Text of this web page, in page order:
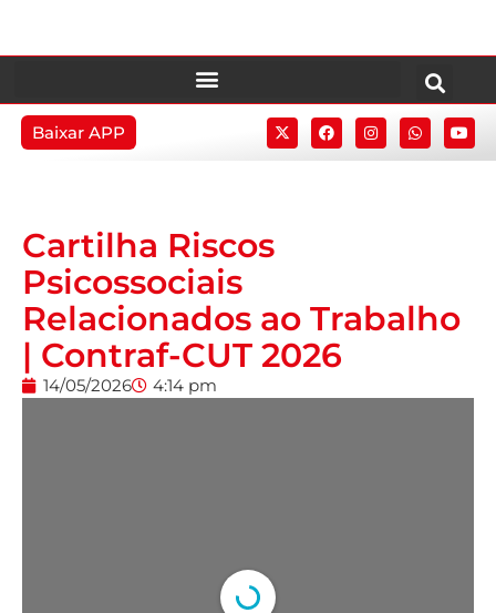
Baixar APP
Cartilha Riscos
Psicossociais
Relacionados ao Trabalho
| Contraf-CUT 2026
14/05/2026 4:14 pm